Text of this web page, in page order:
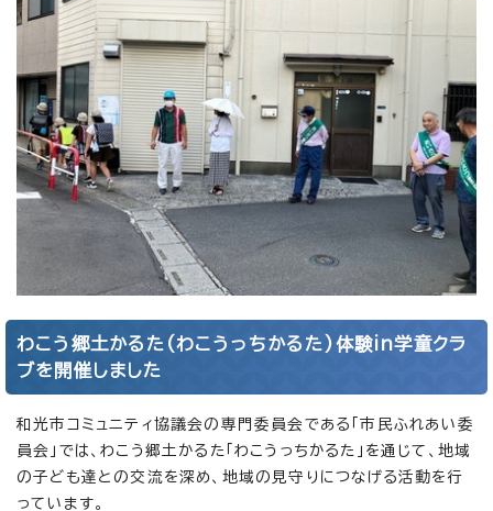
わこう郷土かるた(わこうっちかるた)体験in学童クラ
ブを開催しました
和光市コミュニティ協議会の専門委員会である「市民ふれあい委
員会」では、わこう郷土かるた「わこうっちかるた」を通じて、地域
の子ども達との交流を深め、地域の見守りにつなげる活動を行
っています。